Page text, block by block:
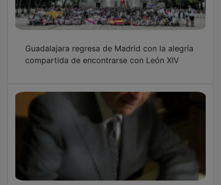
La II Feria de la Salud convierte La Concordia
en un gran escaparate de bienestar,
participación y prevención